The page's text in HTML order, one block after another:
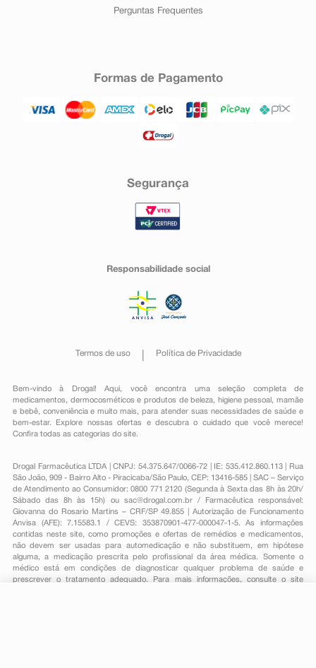
Perguntas Frequentes
Formas de Pagamento
Segurança
Responsabilidade social
Termos de uso Política de Privacidade
Bem-vindo à Drogal! Aqui, você encontra uma seleção completa de
medicamentos , dermocosméticos e produtos de beleza, higiene pessoal ,mamãe
e bebê, conveniênciae muito mais, para atender suas necessidades de saúde e
bem-estar. Explore nossas ofertas e descubra o cuidado que você merece!
Confira todas as categorias do site.
Drogal Farmacêutica LTDA | CNPJ: 54.375.647/0066-72 | IE: 535.412.860.113 | Rua
São João, 909 - Bairro Alto - Piracicaba/São Paulo, CEP: 13416-585 | SAC – Serviço
de Atendimento ao Consumidor: 0800 771 2120 (Segunda à Sexta das 8h às 20h/
Sábado das 8h às 15h) ou sac@drogal.com.br/ Farmacêutica responsável:
Giovanna do Rosario Martins – CRF/SP 49.855 | Autorização de Funcionamento
Anvisa (AFE): 7.15583.1 / CEVS: 353870901-477-000047-1-5. As informações
contidas neste site, como promoções e ofertas de remédios e medicamentos,
não devem ser usadas para automedicação e não substituem, em hipótese
alguma, a medicação prescrita pelo profissional da área médica. Somente o
médico está em condições de diagnosticar qualquer problema de saúde e
prescrever o tratamento adequado. Para mais informações, consulte o site